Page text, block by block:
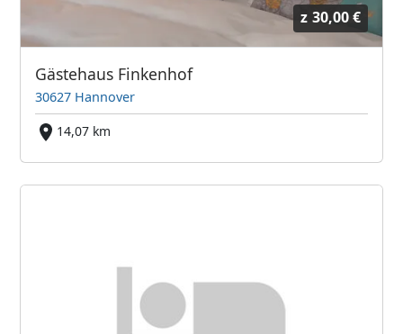
z 30,00 €
Gästehaus Finkenhof
30627 Hannover
14,07 km